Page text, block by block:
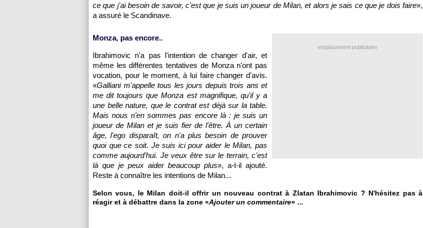
ce que j'ai besoin de savoir, c'est que je suis un joueur de Milan, et alors je sais ce que je dois faire»,
a assuré le Scandinave.
emplacement publicitaire
Monza, pas encore..
Ibrahimovic n'a pas l'intention de changer d'air, et
même les différentes tentatives de Monza n'ont pas
vocation, pour le moment, à lui faire changer d'avis.
«Galliani m'appelle tous les jours depuis trois ans et
me dit toujours que Monza est magnifique, qu'il y a
une belle nature, que le contrat est déjà sur la table.
Mais nous n'en sommes pas encore là : je suis un
joueur de Milan et je suis fier de l'être. À un certain
âge, l'ego disparaît, on n'a plus besoin de prouver
quoi que ce soit. Je suis ici pour aider le Milan, pas
comme aujourd'hui. Je veux être sur le terrain, c'est
là que je peux aider beaucoup plus», a-t-il ajouté.
Reste à connaître les intentions de Milan...
Selon vous, le Milan doit-il offrir un nouveau contrat à Zlatan Ibrahimovic ? N'hésitez pas à
réagir et à débattre dans la zone «Ajouter un commentaire» ...